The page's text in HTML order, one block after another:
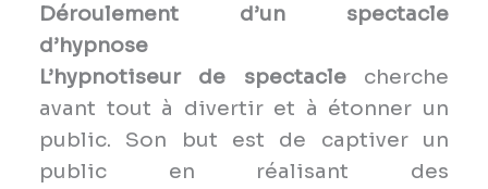
Déroulement d’un spectacle
d’hypnose
L’hypnotiseur de spectaclecherche
avant tout à divertir et à étonner un
public. Son but est de captiver un
public en réalisant des